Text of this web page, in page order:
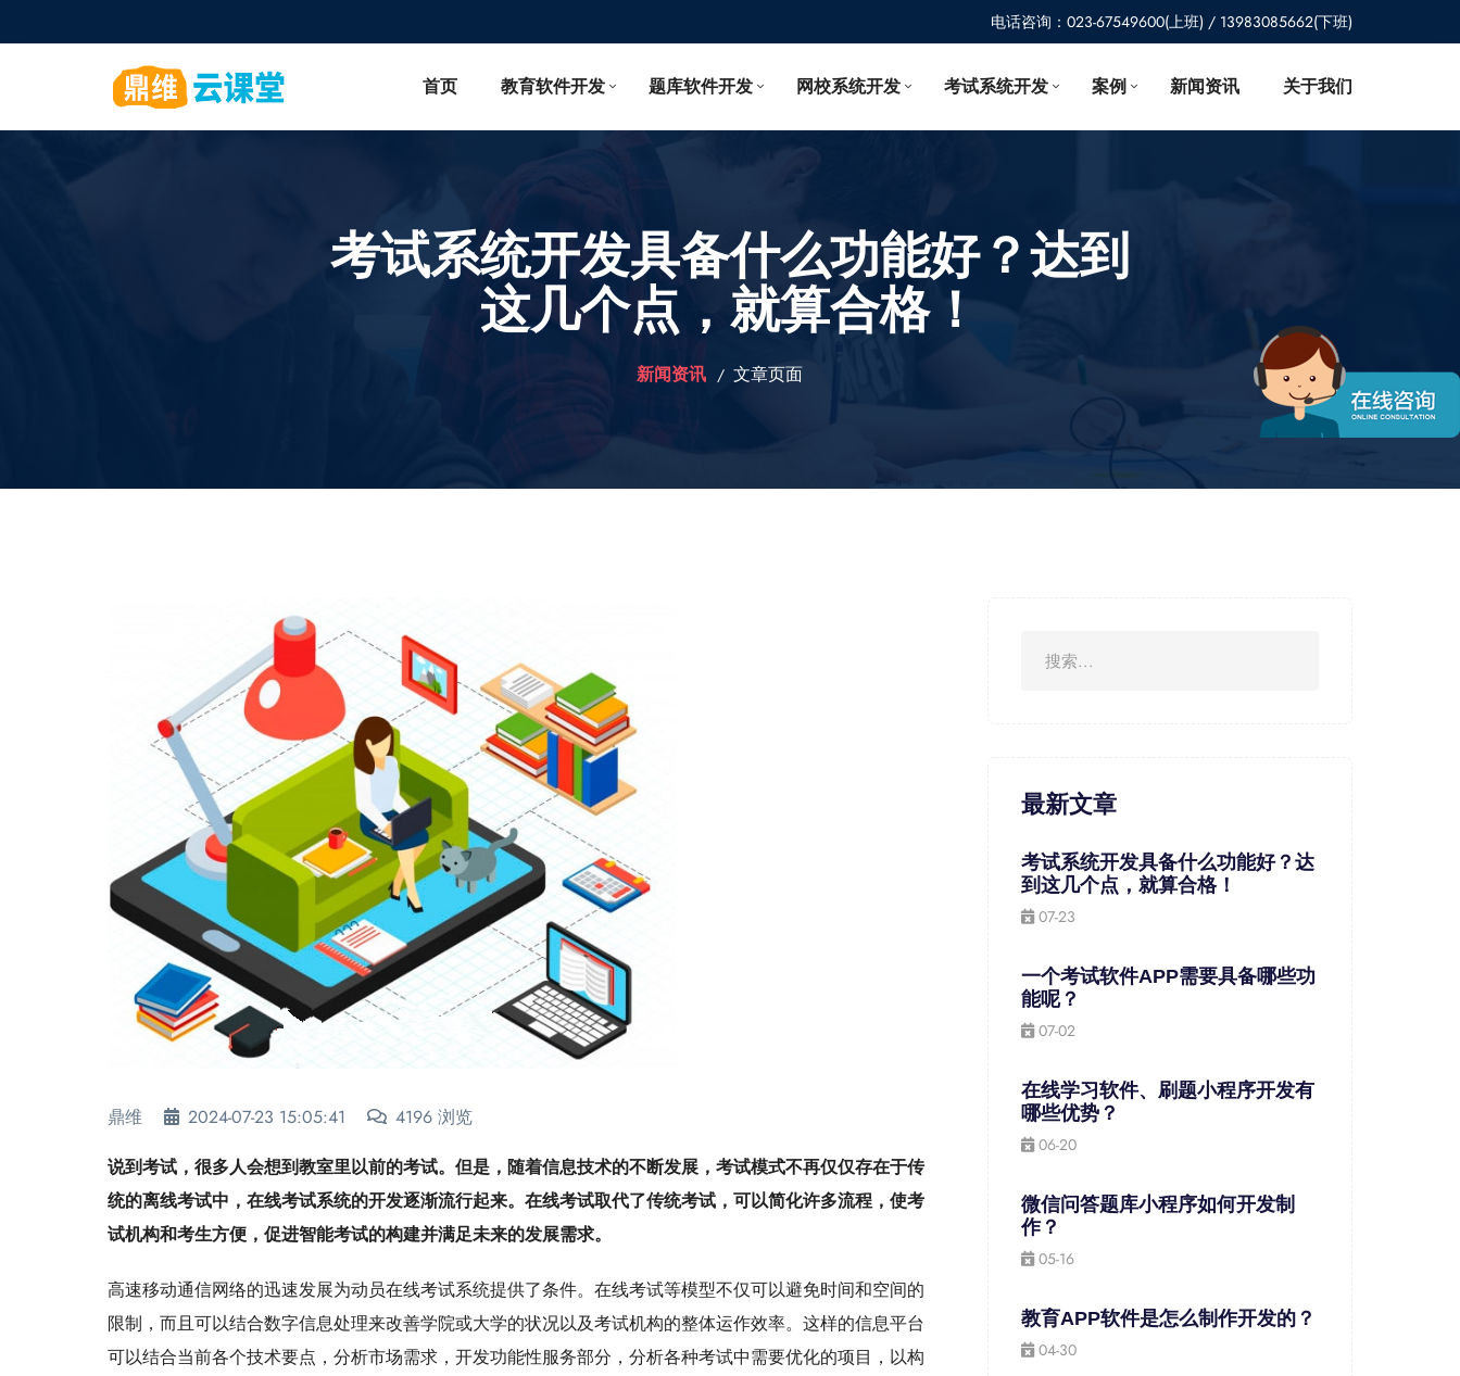
电话咨询：023-67549600(上班) / 13983085662(下班)
首页 教育软件开发 题库软件开发 网校系统开发 考试系统开发 案例 新闻资讯 关于我们
考试系统开发具备什么功能好？达到
这几个点，就算合格！
新闻资讯 文章页面
鼎维 2024-07-23 15:05:41
4196 浏览
说到考试，很多人会想到教室里以前的考试。但是，随着信息技术的不断发展，考试模式不再仅仅存在于传
统的离线考试中，在线考试系统的开发逐渐流行起来。在线考试取代了传统考试，可以简化许多流程，使考
试机构和考生方便，促进智能考试的构建并满足未来的发展需求。
高速移动通信网络的迅速发展为动员在线考试系统提供了条件。在线考试等模型不仅可以避免时间和空间的
限制，而且可以结合数字信息处理来改善学院或大学的状况以及考试机构的整体运作效率。这样的信息平台
可以结合当前各个技术要点，分析市场需求，开发功能性服务部分，分析各种考试中需要优化的项目，以构
最新文章
考试系统开发具备什么功能好？达
到这几个点，就算合格！
07-23
一个考试软件APP需要具备哪些功
能呢？
07-02
在线学习软件、刷题小程序开发有
哪些优势？
06-20
微信问答题库小程序如何开发制
作？
05-16
教育APP软件是怎么制作开发的？
04-30